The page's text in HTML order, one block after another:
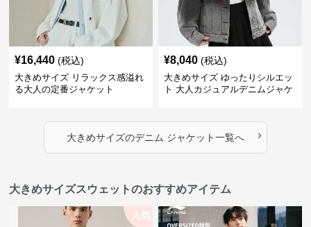
¥16,440 (税込)
大きめサイズ リラックス感溢れ
る大人の定番ジャケット
¥8,040 (税込)
大きめサイズ ゆったりシルエッ
ト 大人カジュアルデニムジャケ
大きめサイズのデニム ジャケット一覧へ ›
大きめサイズスウェットのおすすめアイテム
人気